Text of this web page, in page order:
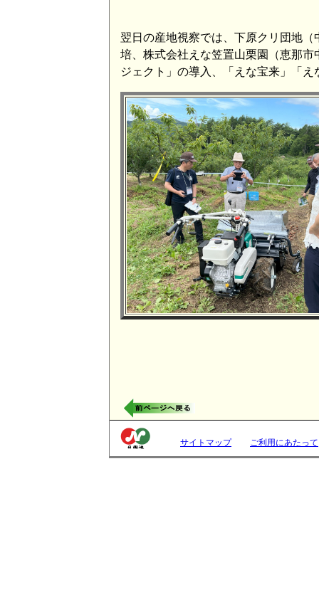
翌日の産地視察では、下原クリ団地
培、株式会社えな笠置山栗園（恵那
ジェクト」の導入、「えな宝来」「
サイトマップ ご利用にあたって